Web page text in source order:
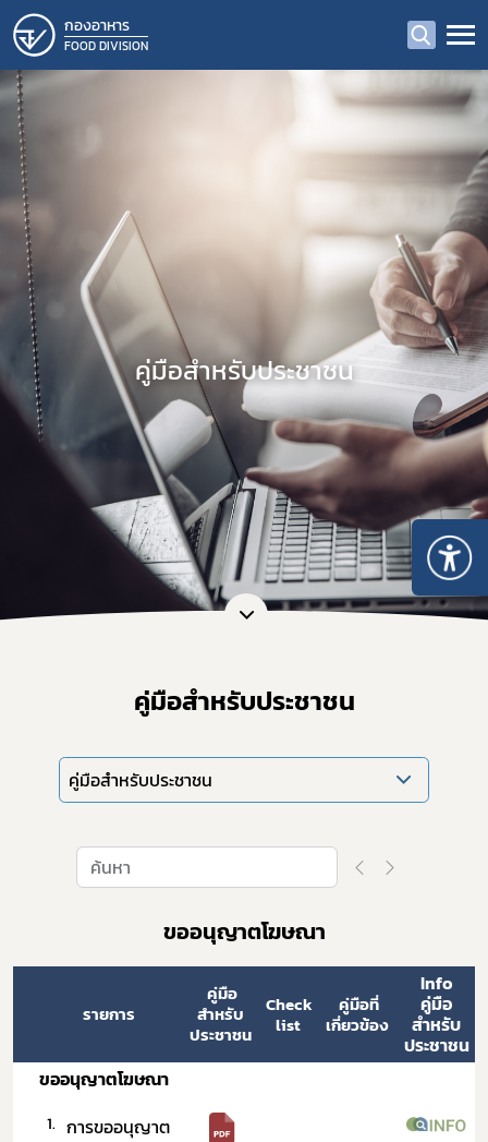
กองอาหาร
FOOD DIVISION
คู่มือสำหรับประชาชน
คู่มือสำหรับประชาชน
คู่มือสำหรับประชาชน
ขออนุญาตโฆษณา
รายการ
สำหรับ
ประชาชน
​ ​​Check
list
​คู่มือที่
เกี่ยวข้อง​ ​
Info
คู่มือ
สำหรับ
ประชาชน
ขออนุญาตโฆษณา
1. การขออนุญาต